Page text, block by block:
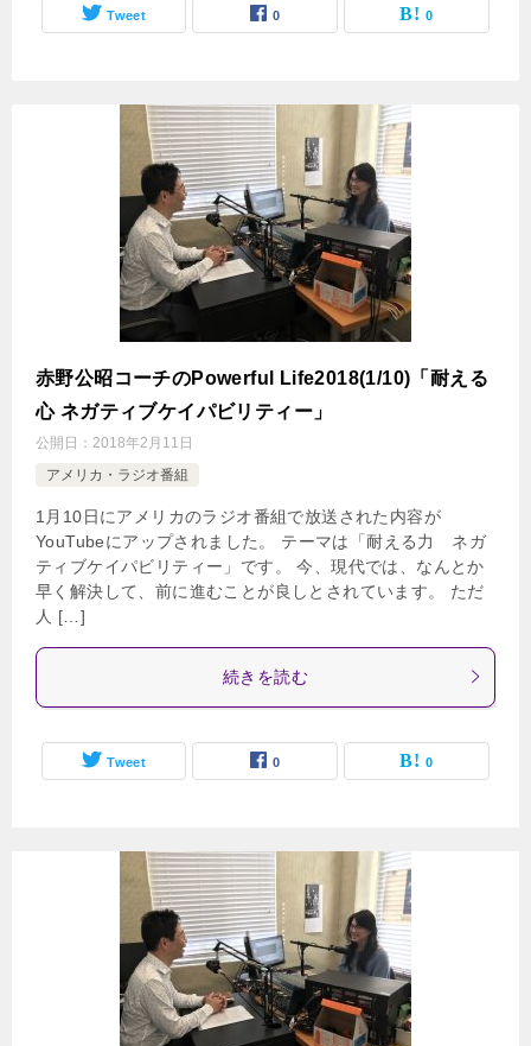
Tweet 0 0
赤野公昭コーチのPowerful Life2018(1/10)「耐える
心 ネガティブケイパビリティー」
公開日： 2018年2月11日
アメリカ・ラジオ番組
1月10日にアメリカのラジオ番組で放送された内容が
YouTubeにアップされました。 テーマは「耐える力 ネガ
ティブケイパビリティー」です。 今、現代では、なんとか
早く解決して、前に進むことが良しとされています。 ただ
人 […]
続きを読む
Tweet 0 0